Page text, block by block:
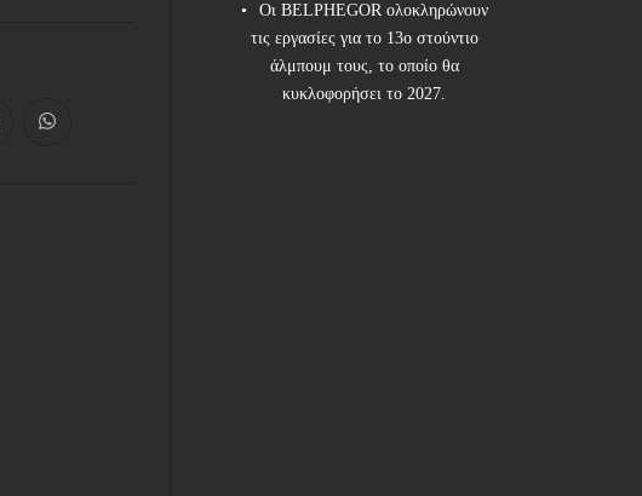
Οι BELPHEGOR ολοκληρώνουν
τις εργασίες για το 13ο στούντιο
άλμπουμ τους, το οποίο θα
κυκλοφορήσει το 2027.